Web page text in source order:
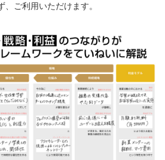
、ご利用いただけます。